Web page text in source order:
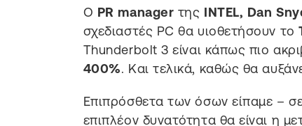
Ο PR manager της INTEL, Dan
σχεδιαστές PC θα υιοθετήσουν το
Thunderbolt 3 είναι κάπως πιο
400%. Και τελικά, καθώς θα
Επιπρόσθετα των όσων είπαμε –
επιπλέον δυνατότητα θα είναι η